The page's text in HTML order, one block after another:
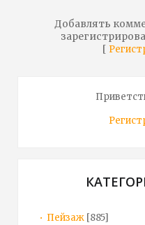
Добавлять
[
Пейзаж [885]